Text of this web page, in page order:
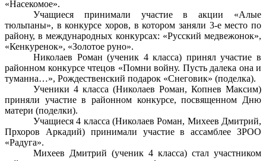
«Насекомое».
Учащиеся принимали участие в акции «Алые
тюльпаны», в конкурсе хоров, в котором заняли 3-е место по
району, в международных конкурсах: «Русский медвежонок»,
«Кенкуренок», «Золотое руно».
Николаев Роман (ученик 4 класса) принял участие в
районном конкурсе чтецов «Помни войну. Пусть далека она и
туманна…», Рождественский подарок «Снеговик» (поделка).
Ученики 4 класса (Николаев Роман, Копнев Максим)
приняли участие в районном конкурсе, посвященном Дню
матери (поделки).
Учащиеся 4 класса (Николаев Роман, Михеев Дмитрий,
Прхоров Аркадий) принимали участие в ассамблее ЗРОО
«Радуга».
Михеев Дмитрий (ученик 4 класса) стал участником